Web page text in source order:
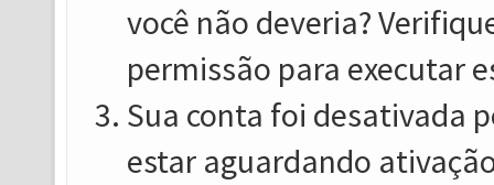
você não deveria?
permissão para executar
Sua conta foi desativada
estar aguardando